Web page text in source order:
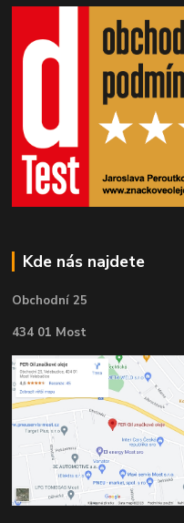
Kde nás najdete
Obchodní 25
434 01 Most